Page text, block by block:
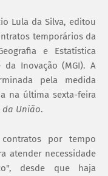
Lula da Silva, editou
temporários da
e Estatística
Inovação (MGI). A
pela medida
na última sexta-feira
União.
por tempo
atender necessidade
desde que haja